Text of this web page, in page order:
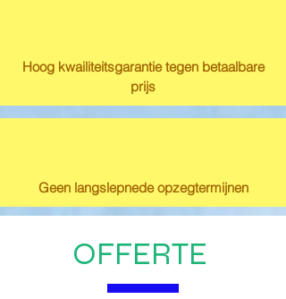
Hoog kwailiteitsgarantie tegen betaalbare
prijs
Geen langslepnede opzegtermijnen
OFFERTE